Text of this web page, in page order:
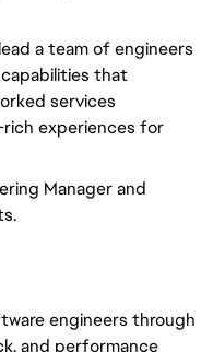
a team of engineers
that
services
experiences for
Manager and
engineers through
and performance